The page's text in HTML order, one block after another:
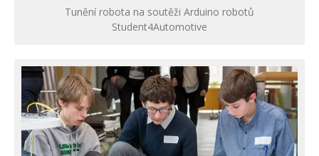
Tunění robota na soutěži Arduino robotů
Student4Automotive